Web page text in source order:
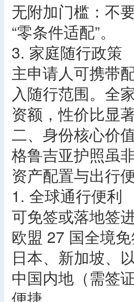
无附加门槛：不
“零条件适配”。
3. 家庭随行政策
主申请人可携带
入随行范围。全
资额，性价比显
二、身份核心价
格鲁吉亚护照虽
资产配置与出行
1. 全球通行便利
可免签或落地签
欧盟 27 国全境
日本、新加坡、
中国内地（需签